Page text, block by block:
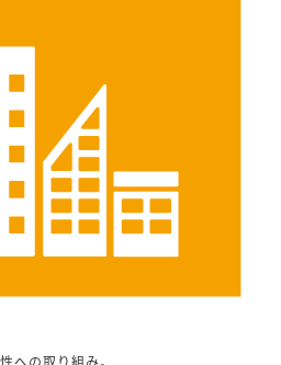
への取り組み。